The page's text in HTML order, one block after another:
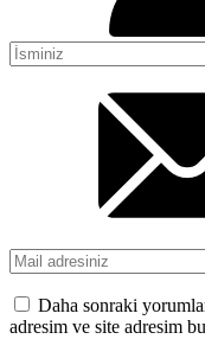
Daha sonraki
adresim ve site adresim